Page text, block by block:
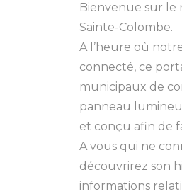
Bienvenue sur
Sainte-Colombe.
A l’heure où
connecté, ce
municipaux de
panneau
et conçu afin de
A vous qui ne
découvrirez son
informations